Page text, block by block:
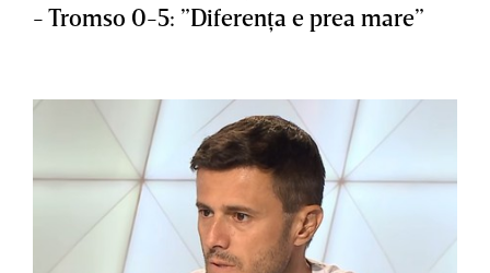
- Tromso 0-5: ”Diferenţa e prea mare”